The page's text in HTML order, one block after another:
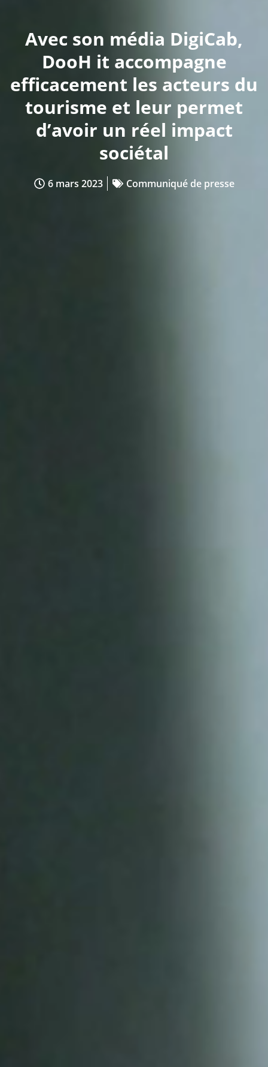
Avec son média DigiCab,
DooH it accompagne
efficacement les acteurs du
tourisme et leur permet
d’avoir un réel impact
sociétal
6 mars 2023 Communiqué de presse